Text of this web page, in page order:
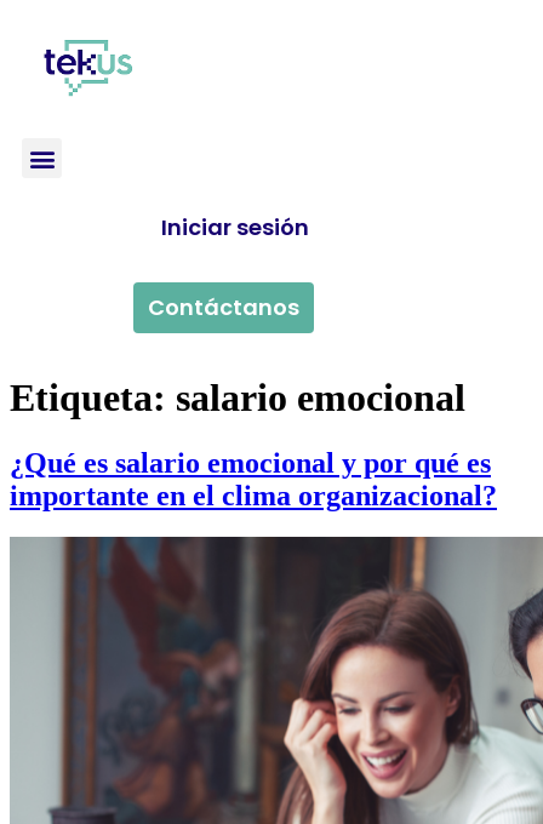
Iniciar sesión
Contáctanos
Etiqueta: salario emocional
¿Qué es salario emocional y por qué es
importante en el clima organizacional?